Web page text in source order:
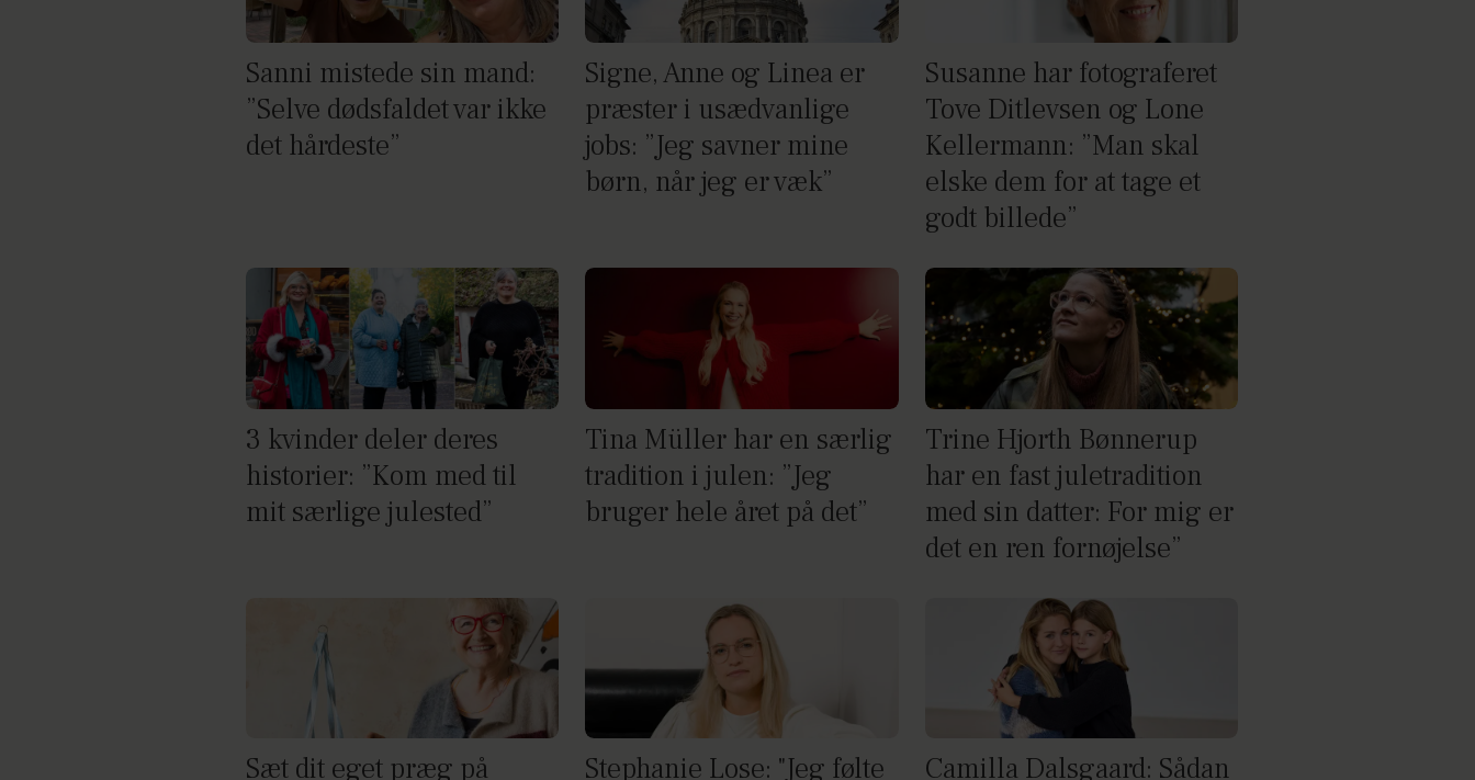
Sanni mistede sin mand:
”Selve dødsfaldet var ikke
det hårdeste”
Signe, Anne og Linea er
præster i usædvanlige
jobs: ”Jeg savner mine
børn, når jeg er væk”
Susanne har fotograferet
Tove Ditlevsen og Lone
Kellermann: ”Man skal
elske dem for at tage et
godt billede”
3 kvinder deler deres
historier: ”Kom med til
mit særlige julested”
Tina Müller har en særlig
tradition i julen: ”Jeg
bruger hele året på det”
Trine Hjorth Bønnerup
har en fast juletradition
med sin datter: For mig er
det en ren fornøjelse”
Sæt dit eget præg på Stephanie Lose: "Jeg følte Camilla Dalsgaard: Sådan